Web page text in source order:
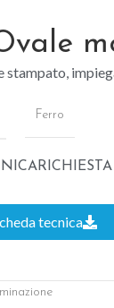
stampato,
Ferro
tecnica